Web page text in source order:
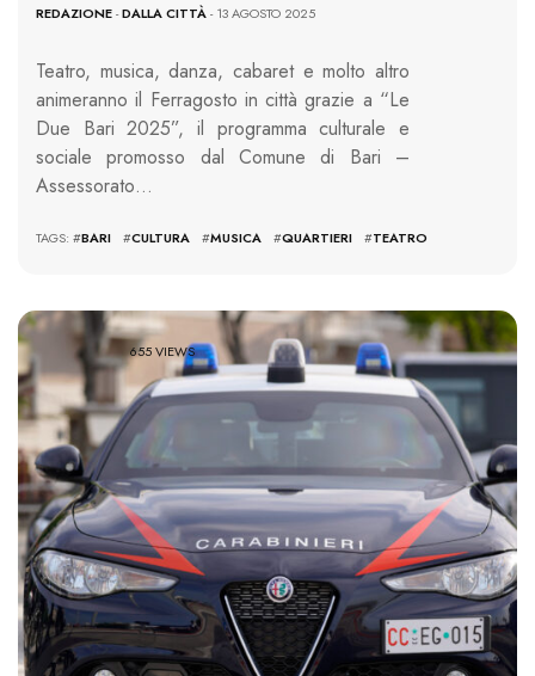
REDAZIONE-DALLA CITTÀ- 13 AGOSTO 2025
Teatro, musica, danza, cabaret e molto altro
animeranno il Ferragosto in città grazie a “Le
Due Bari 2025”, il programma culturale e
sociale promosso dal Comune di Bari –
Assessorato…
TAGS: #BARI #CULTURA #MUSICA #QUARTIERI #TEATRO
655 VIEWS